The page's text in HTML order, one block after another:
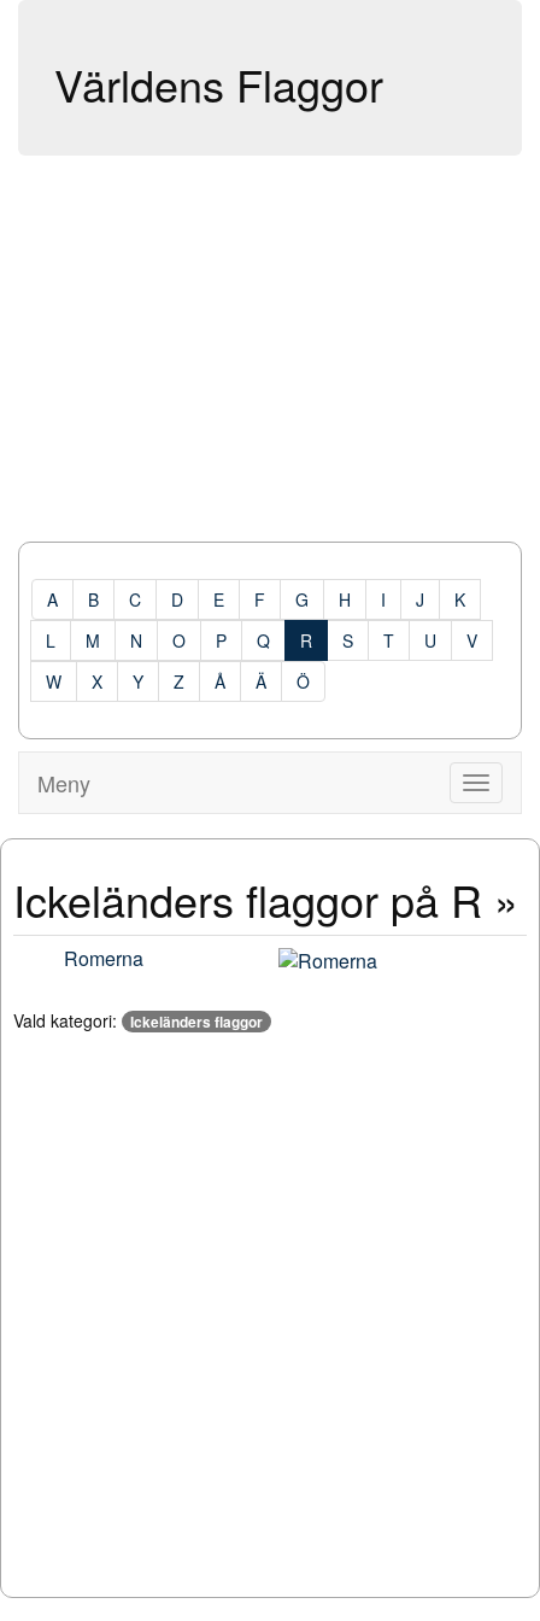
Världens Flaggor
A B C D E F G H I J
K
L
M N O P Q R S T U
V
W
X Y Z Å Ä Ö
Visa
Meny
Meny
Ickeländers flaggor på R »
Romerna
Vald kategori: Ickeländers flaggor